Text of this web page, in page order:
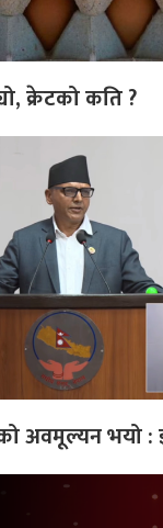
क्रेटको कति ?
अवमूल्यन भयो